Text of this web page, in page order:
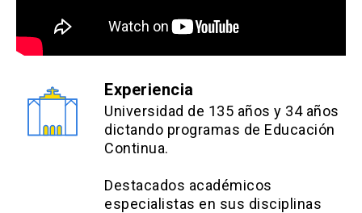
Experiencia
Universidad de 135 años y 34 años
dictando programas de Educación
Continua.
Destacados académicos
especialistas en sus disciplinas